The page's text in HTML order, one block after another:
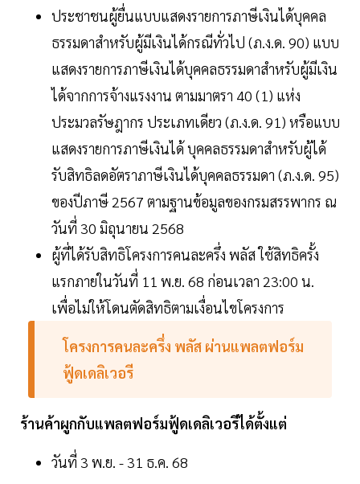
ประชาชนผู้ยื่นแบบแสดงรายการภาษีเงินได้บุคคล
ธรรมดาสำหรับผู้มีเงินได้กรณีทั่วไป (ภ.ง.ด. 90) แบบ
แสดงรายการภาษีเงินได้บุคคลธรรมดาสำหรับผู้มีเงิน
ได้จากการจ้างแรงงาน ตามมาตรา 40 (1) แห่ง
ประมวลรัษฎากร ประเภทเดียว (ภ.ง.ด. 91) หรือแบบ
แสดงรายการภาษีเงินได้ บุคคลธรรมดาสำหรับผู้ได้
รับสิทธิลดอัตราภาษีเงินได้บุคคลธรรมดา (ภ.ง.ด. 95)
ของปีภาษี 2567 ตามฐานข้อมูลของกรมสรรพากร ณ
วันที่ 30 มิถุนายน 2568
ผู้ที่ได้รับสิทธิโครงการคนละครึ่ง พลัส ใช้สิทธิครั้ง
แรกภายในวันที่ 11 พ.ย. 68 ก่อนเวลา 23:00 น.
เพื่อไม่ให้โดนตัดสิทธิตามเงื่อนไขโครงการ
โครงการคนละครึ่ง พลัส ผ่านแพลตฟอร์ม
ฟู้ดเดลิเวอรี
ร้านค้าผูกกับแพลตฟอร์มฟู้ดเดลิเวอรีได้ตั้งแต่
วันที่ 3 พ.ย. - 31 ธ.ค. 68